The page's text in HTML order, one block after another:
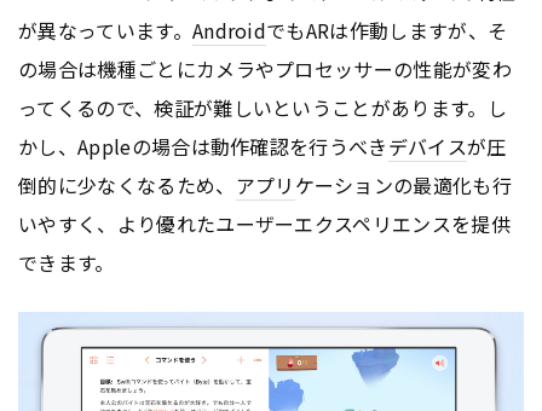
が異なっています。 AndroidでもARは作動しますが、そ
の場合は機種ごとにカメラやプロセッサーの性能が変わ
ってくるので、検証が難しいということがあります。し
かし、Appleの場合は動作確認を行うべきデバイスが圧
倒的に少なくなるため、 アプリ ケーションの最適化も行
いやすく、より優れたユーザーエクスペリエンスを提供
できます。